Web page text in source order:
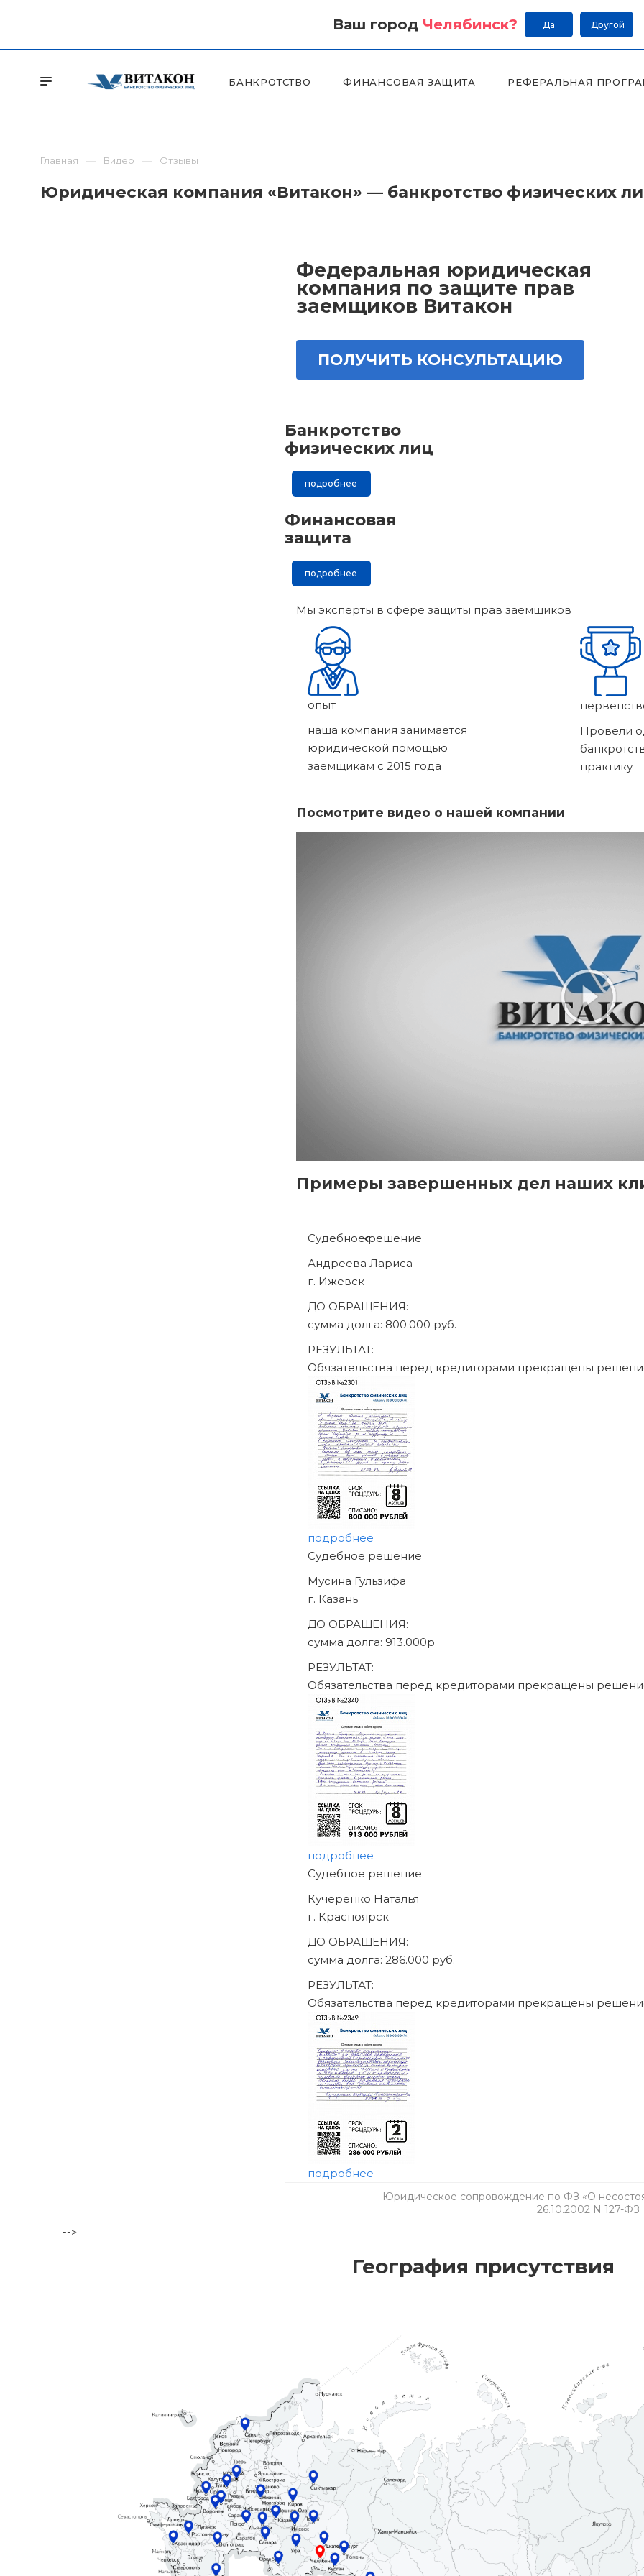
Ваш город Челябинск? Да Другой
БАНКРОТСТВО ФИНАНСОВАЯ ЗАЩИТА РЕФЕРАЛЬНАЯ
Главная Видео Отзывы
Юридическая компания «Витакон» — банкротство физических
Федеральная юридическая
компания по защите прав
заемщиков Витакон
ПОЛУЧИТЬ КОНСУЛЬТАЦИЮ
Банкротство
физических лиц
подробнее
Финансовая
защита
подробнее
Мы эксперты в сфере защиты прав заемщиков
опыт
наша компания занимается
юридической помощью
заемщикам с 2015 года
Провели
практику
Посмотрите видео о нашей компании
Примеры завершенных дел наших
Судебное решение
Рябова Людмила
г. Ижевск
ДО ОБРАЩЕНИЯ:
сумма долга: 470.000 руб.
РЕЗУЛЬТАТ:
Обязательства перед кредиторами прекращены
подробнее
НАЧНИТЕ ИЗБАВЛЯТЬСЯ
ОТ ДОЛГОВ
УЖЕ СЕГОДНЯ!
Записаться на консультацию
Юридическое сопровождение по ФЗ «О
География присутствия
Банкротство влечёт негативные последствия, в том числе ограничения на получение кредита и повторное